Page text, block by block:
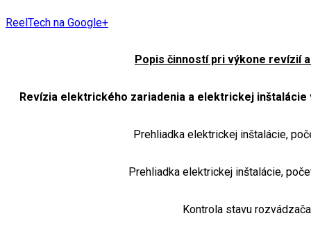
ReelTech na Google+
Popis činností pri výkone revízií
Revízia elektrického zariadenia a elektrickej inštalácie
Prehliadka elektrickej inštalácie,
Prehliadka elektrickej inštalácie,
Kontrola stavu